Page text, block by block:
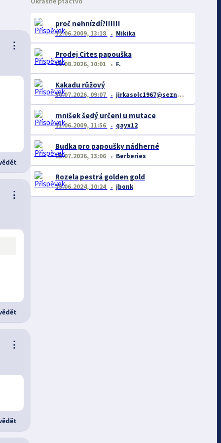
⋮
⋮
⋮
proč nehnízdí?!!!!!!
12.06.2009, 13:18 Mikika
Prodej Cites papouška
02.08.2026, 10:01 F.
Kakadu růžový
30.07.2026, 09:07 jirkasolc1967@seznam
mnišek šedý určeni u mutace
11.06.2009, 11:56 qayx12
Budka pro papoušky nádherné
28.07.2026, 13:06 Berberies
Rozela pestrá golden gold
19.06.2024, 10:24 jbonk